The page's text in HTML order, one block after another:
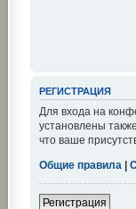
РЕГИСТРАЦИЯ
Для входа на
установлены
что ваше
Общие правила|
Регистрация